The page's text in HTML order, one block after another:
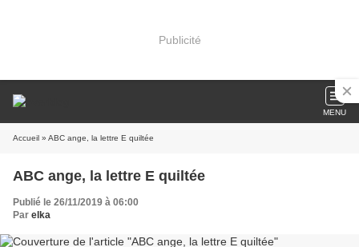
Publicité
MENU
Accueil » ABC ange, la lettre E quiltée
ABC ange, la lettre E quiltée
Publié le 26/11/2019 à 06:00
Par elka